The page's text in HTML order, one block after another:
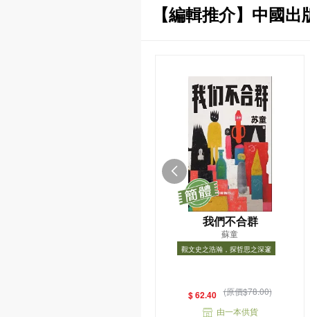
【編輯推介】中國
我們不合群
蘇童
觀文史之浩瀚，探哲思之深邃
$ 62.40 (原價$78.00)
由一本供貨